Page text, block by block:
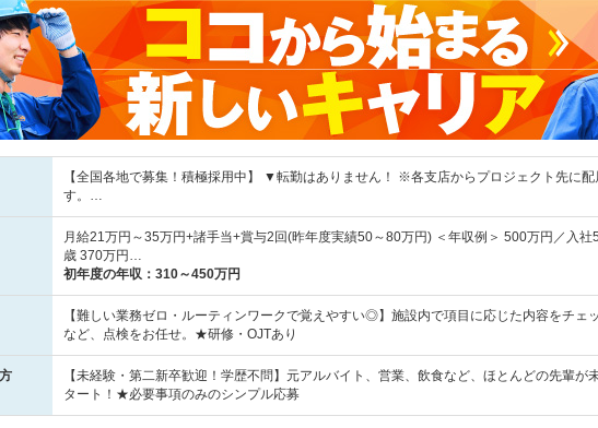
【全国各地で募集！積極採用中】 ▼転勤はありません！ ※各支店からプロジェクト先に配
す。…
月給21万円～35万円+諸手当+賞与2回(昨年度実績50～80万円) ＜年収例＞ 500万円／入社
歳 370万円…
初年度の年収： 310～450万円
【難しい業務ゼロ・ルーティンワークで覚えやすい◎】施設内で項目に応じた内容をチェ
など、点検をお任せ。★研修・OJTあり
【未経験・第二新卒歓迎！学歴不問】元アルバイト、営業、飲食など、ほとんどの先輩が
タート！★必要事項のみのシンプル応募